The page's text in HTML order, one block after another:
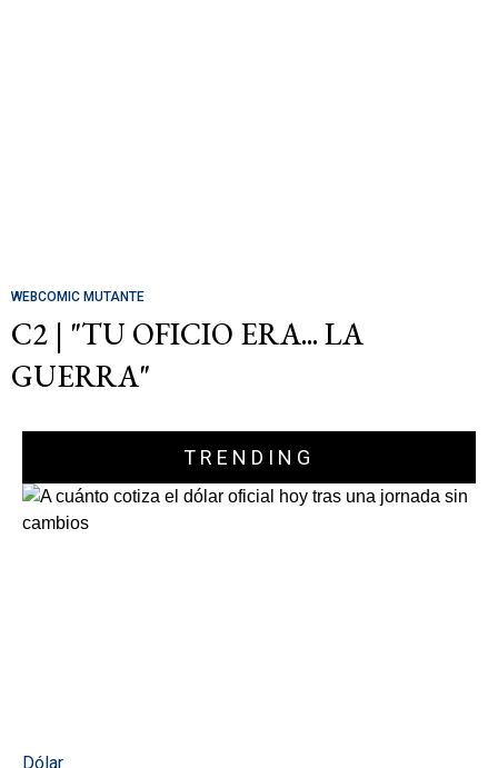
WEBCOMIC MUTANTE
C2 | "TU OFICIO ERA... LA
GUERRA"
TRENDING
Dólar